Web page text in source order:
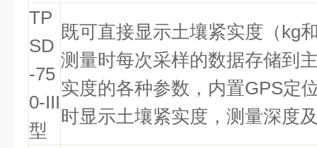
TP
SD
-75
0-III
型
既可直接显示土壤紧实度（kg
测量时每次采样的数据存储到
实度的各种参数，内置GPS定
时显示土壤紧实度，测量深度